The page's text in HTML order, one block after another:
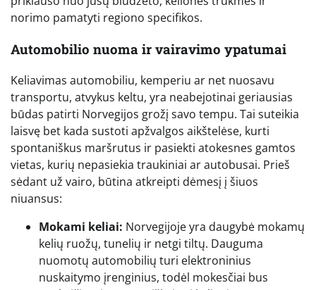
norimo pamatyti regiono specifikos.
Automobilio nuoma ir vairavimo ypatumai
Keliavimas automobiliu, kemperiu ar net nuosavu
transportu, atvykus keltu, yra neabejotinai geriausias
būdas patirti Norvegijos grožį savo tempu. Tai suteikia
laisvę bet kada sustoti apžvalgos aikštelėse, kurti
spontaniškus maršrutus ir pasiekti atokesnes gamtos
vietas, kurių nepasiekia traukiniai ar autobusai. Prieš
sėdant už vairo, būtina atkreipti dėmesį į šiuos
niuansus:
Mokami keliai: Norvegijoje yra daugybė mokamų
kelių ruožų, tunelių ir netgi tiltų. Dauguma
nuomotų automobilių turi elektroninius
nuskaitymo įrenginius, todėl mokesčiai bus